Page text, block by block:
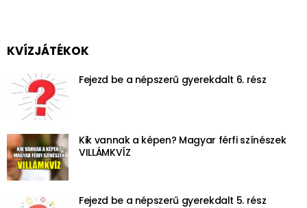
KVÍZJÁTÉKOK
Fejezd be a népszerű gyerekdalt 6. rész
Kik vannak a képen? Magyar férfi színészek
VILLÁMKVÍZ
Fejezd be a népszerű gyerekdalt 5. rész